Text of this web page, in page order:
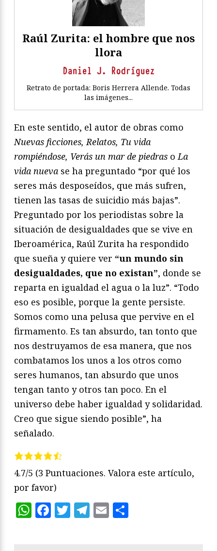
Raúl Zurita: el hombre que nos
llora
Daniel J. Rodríguez
Retrato de portada: Boris Herrera Allende. Todas
las imágenes...
En este sentido, el autor de obras como
Nuevas ficciones, Relatos, Tu vida
rompiéndose, Verás un mar de piedras o La
vida nueva se ha preguntado “por qué los
seres más desposeídos, que más sufren,
tienen las tasas de suicidio más bajas”.
Preguntado por los periodistas sobre la
situación de desigualdades que se vive en
Iberoamérica, Raúl Zurita ha respondido
que sueña y quiere ver “un mundo sin
desigualdades, que no existan”, donde se
reparta en igualdad el agua o la luz”. “Todo
eso es posible, porque la gente persiste.
Somos como una pelusa que pervive en el
firmamento. Es tan absurdo, tan tonto que
nos destruyamos de esa manera, que nos
combatamos los unos a los otros como
seres humanos, tan absurdo que unos
tengan tanto y otros tan poco. En el
universo debe haber igualdad y solidaridad.
Creo que sigue siendo posible”, ha
señalado.
4.7/5 (3 Puntuaciones. Valora este artículo,
por favor)
WhatsApp
Facebook
Twitter
Telegram
Email